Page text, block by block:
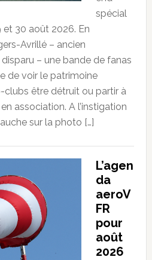
spécial
30 août 2026. En
Avrillé – ancien
– une bande de fanas
de voir le patrimoine
clubs être détruit ou partir à
association. A l’instigation
sur la photo […]
L’agen
da
aeroV
FR
pour
août
2026